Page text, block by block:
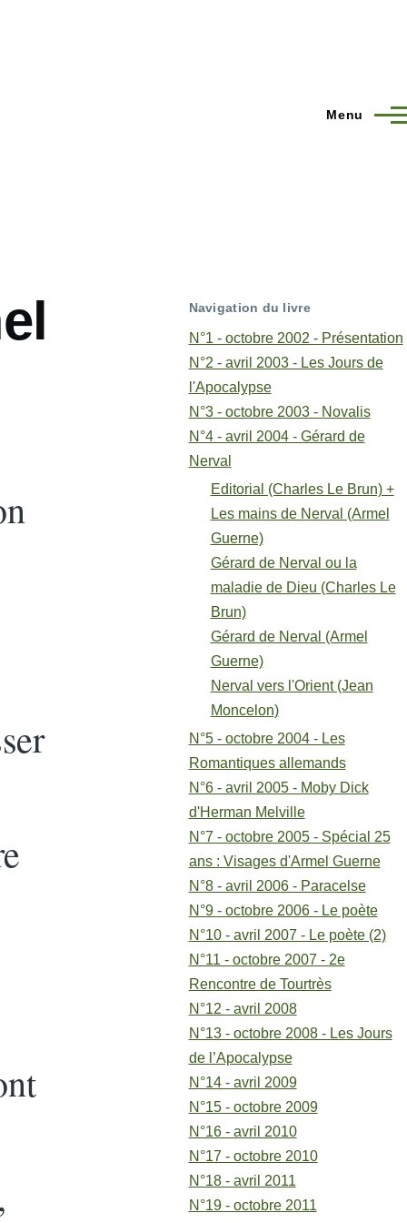
Menu
Navigation du livre
N°1 - octobre 2002 - Présentation
N°2 - avril 2003 - Les Jours de
l'Apocalypse
N°3 - octobre 2003 - Novalis
N°4 - avril 2004 - Gérard de
Nerval
Editorial (Charles Le Brun) +
Les mains de Nerval (Armel
Guerne)
Gérard de Nerval ou la
maladie de Dieu (Charles Le
Brun)
Gérard de Nerval (Armel
Guerne)
Nerval vers l'Orient (Jean
Moncelon)
N°5 - octobre 2004 - Les
Romantiques allemands
N°6 - avril 2005 - Moby Dick
d'Herman Melville
N°7 - octobre 2005 - Spécial 25
ans : Visages d'Armel Guerne
N°8 - avril 2006 - Paracelse
N°9 - octobre 2006 - Le poète
N°10 - avril 2007 - Le poète (2)
N°11 - octobre 2007 - 2e
Rencontre de Tourtrès
N°12 - avril 2008
N°13 - octobre 2008 - Les Jours
de l’Apocalypse
N°14 - avril 2009
N°15 - octobre 2009
N°16 - avril 2010
N°17 - octobre 2010
N°18 - avril 2011
N°19 - octobre 2011